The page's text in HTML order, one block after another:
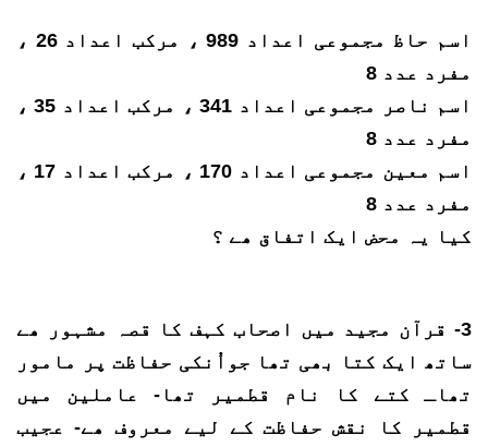
اسم حاظ مجموعی اعداد 989 ، مرکب اعداد 26 ،
مفرد عدد 8
اسم ناصر مجموعی اعداد 341 ، مرکب اعداد 35 ،
مفرد عدد 8
اسم معین مجموعی اعداد 170 ، مرکب اعداد 17 ،
مفرد عدد 8
کیا یہ محض ایک اتفاق ھے ؟
3- قرآن مجید میں اصحاب کہف کا قصہ مشہور ھے
ساتھ ایک کتا بھی تھا جواُنکی حفاظت پر مامور
تھاـ کتے کا نام قطمیر تھا- عاملین میں
قطمیر کا نقش حفاظت کے لیے معروف ھے- عجیب